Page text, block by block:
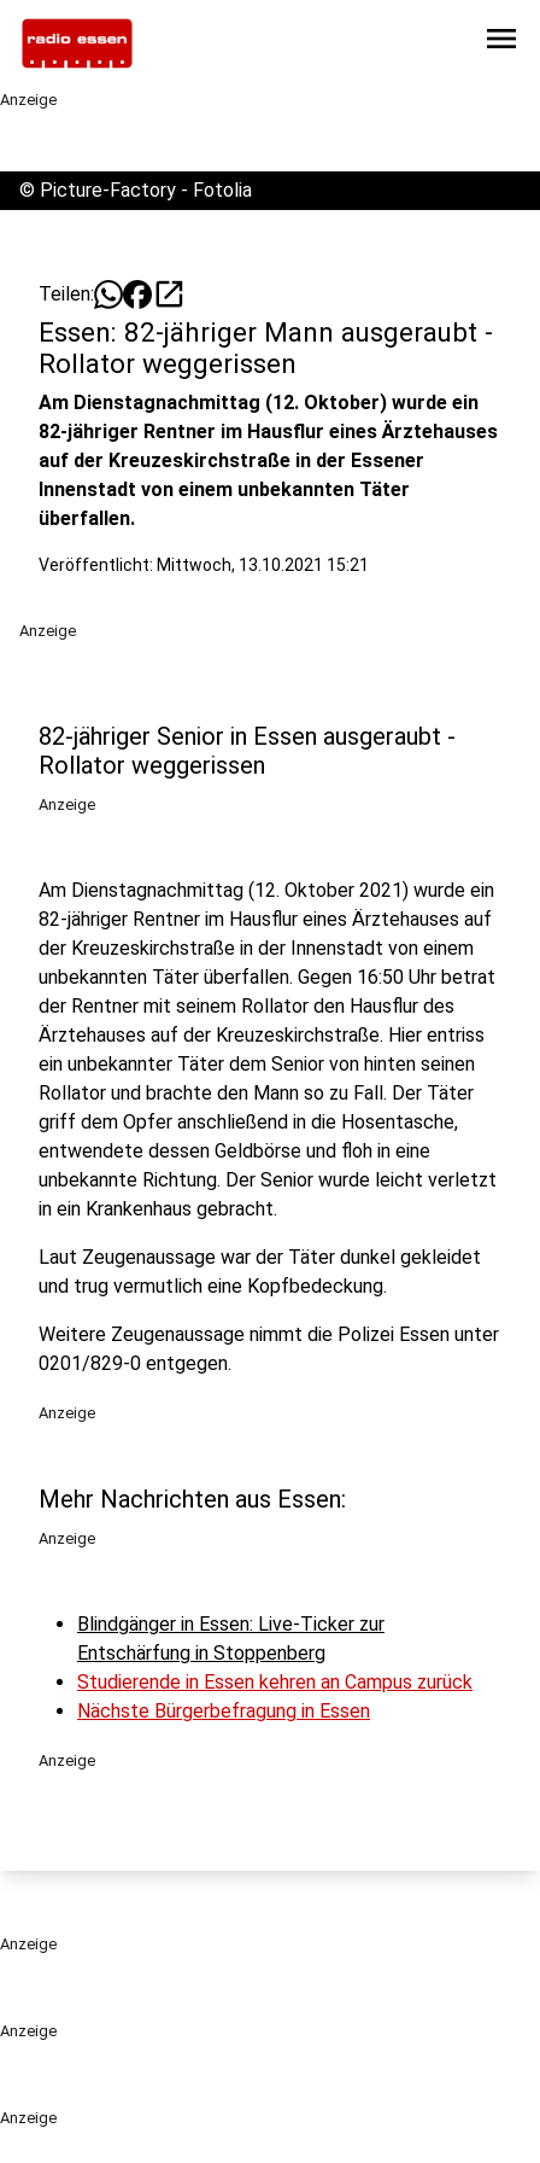
menu
Anzeige
Anzeige
Anzeige
© Picture-Factory - Fotolia
Teilen: open_in_new
Essen: 82-jähriger Mann ausgeraubt -
Rollator weggerissen
Am Dienstagnachmittag (12. Oktober) wurde ein
82-jähriger Rentner im Hausflur eines Ärztehauses
auf der Kreuzeskirchstraße in der Essener
Innenstadt von einem unbekannten Täter
überfallen.
Veröffentlicht: Mittwoch, 13.10.2021 15:21
Anzeige
82-jähriger Senior in Essen ausgeraubt -
Rollator weggerissen
Anzeige
Am Dienstagnachmittag (12. Oktober 2021) wurde ein
82-jähriger Rentner im Hausflur eines Ärztehauses auf
der Kreuzeskirchstraße in der Innenstadt von einem
unbekannten Täter überfallen. Gegen 16:50 Uhr betrat
der Rentner mit seinem Rollator den Hausflur des
Ärztehauses auf der Kreuzeskirchstraße. Hier entriss
ein unbekannter Täter dem Senior von hinten seinen
Rollator und brachte den Mann so zu Fall. Der Täter
griff dem Opfer anschließend in die Hosentasche,
entwendete dessen Geldbörse und floh in eine
unbekannte Richtung. Der Senior wurde leicht verletzt
in ein Krankenhaus gebracht.
Laut Zeugenaussage war der Täter dunkel gekleidet
und trug vermutlich eine Kopfbedeckung.
Weitere Zeugenaussage nimmt die Polizei Essen unter
0201/829-0 entgegen.
Anzeige
Mehr Nachrichten aus Essen:
Anzeige
Blindgänger in Essen: Live-Ticker zur
Entschärfung in Stoppenberg
Studierende in Essen kehren an Campus zurück
Nächste Bürgerbefragung in Essen
Anzeige
Anzeige